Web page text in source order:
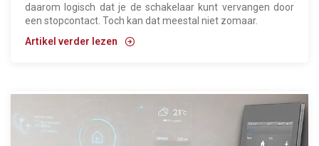
daarom logisch dat je de schakelaar kunt vervangen door
een stopcontact. Toch kan dat meestal niet zomaar.
Artikel verder lezen